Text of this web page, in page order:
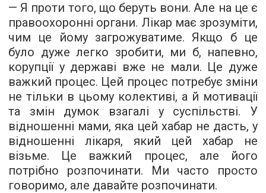
— Я проти того, що беруть вони. Але на це є
правоохоронні органи. Лікар має зрозуміти,
чим це йому загрожуватиме. Якщо б це
було дуже легко зробити, ми б, напевно,
корупції у державі вже не мали. Це дуже
важкий процес. Цей процес потребує зміни
не тільки в цьому колективі, а й мотивації
та змін думок взагалі у суспільстві. У
відношенні мами, яка цей хабар не дасть, у
відношенні лікаря, який цей хабар не
візьме. Це важкий процес, але його
потрібно розпочинати. Ми часто просто
говоримо, але давайте розпочинати.